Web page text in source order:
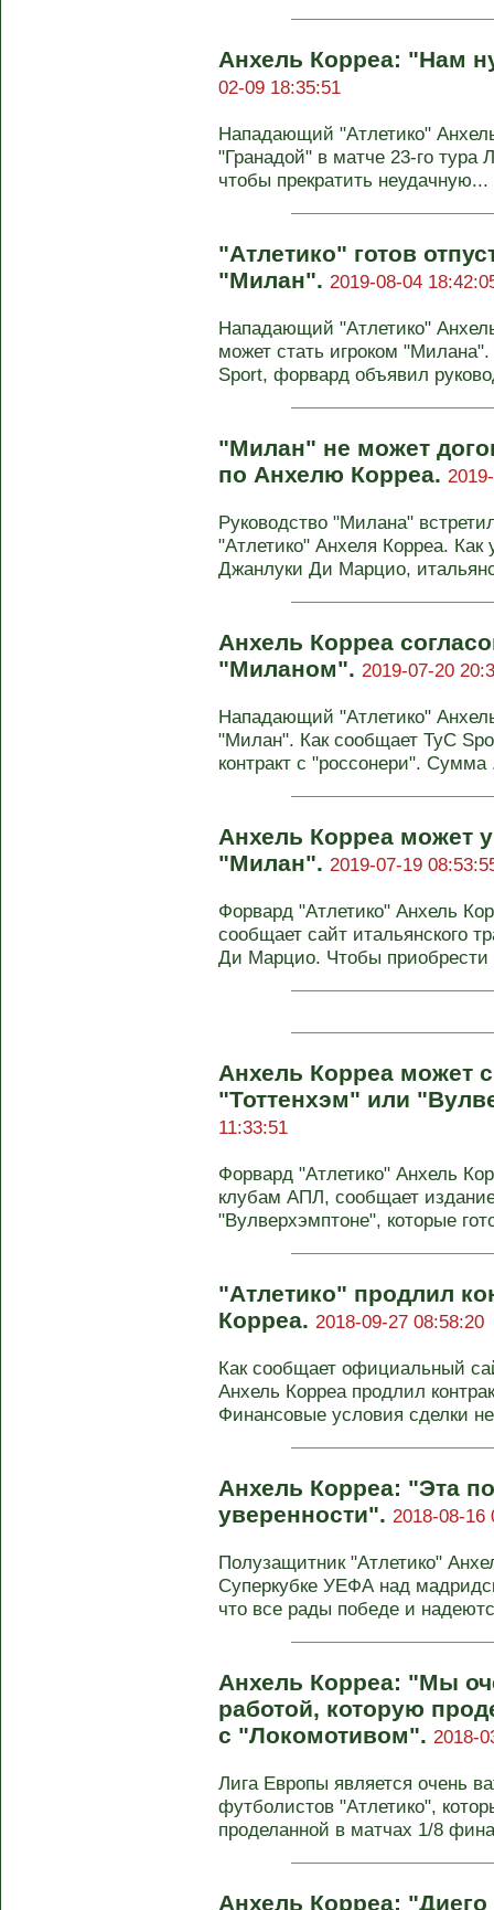
Анхель Корреа: "Нам
02-09 18:35:51
Нападающий "Атлетико"
"Гранадой" в матче 23-го
чтобы прекратить неудачную...
"Атлетико" готов
"Милан". 2019-08-04
Нападающий "Атлетико"
может стать игроком
Sport, форвард объявил
"Милан" не может
по Анхелю Корреа.
Руководство "Милана"
"Атлетико" Анхеля Корреа. Как
Джанлуки Ди Марцио,
Анхель Корреа
"Миланом". 2019-07-20
Нападающий "Атлетико"
"Милан". Как сообщает TyC
контракт с "россонери". Сумма
Анхель Корреа может
"Милан". 2019-07-19
Форвард "Атлетико" Анхель
сообщает сайт итальянского
Ди Марцио. Чтобы приобрести
Анхель Корреа может
"Тоттенхэм" или
11:33:51
Форвард "Атлетико" Анхель
клубам АПЛ, сообщает
"Вулверхэмптоне", которые
"Атлетико" продлил
Корреа. 2018-09-27 08:58:20
Как сообщает официальный
Анхель Корреа продлил
Финансовые условия сделки
Анхель Корреа: "Эта
уверенности". 2018-08-16
Полузащитник "Атлетико"
Суперкубке УЕФА над
что все рады победе и
Анхель Корреа: "Мы
работой, которую
с "Локомотивом". 2018-
Лига Европы является очень
футболистов "Атлетико",
проделанной в матчах 1/8
Анхель Корреа: "Диего